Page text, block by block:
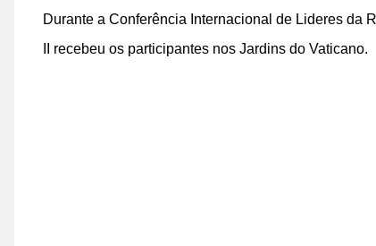
Durante a Conferência Internacional de Lideres da
II recebeu os participantes nos Jardins do Vaticano.